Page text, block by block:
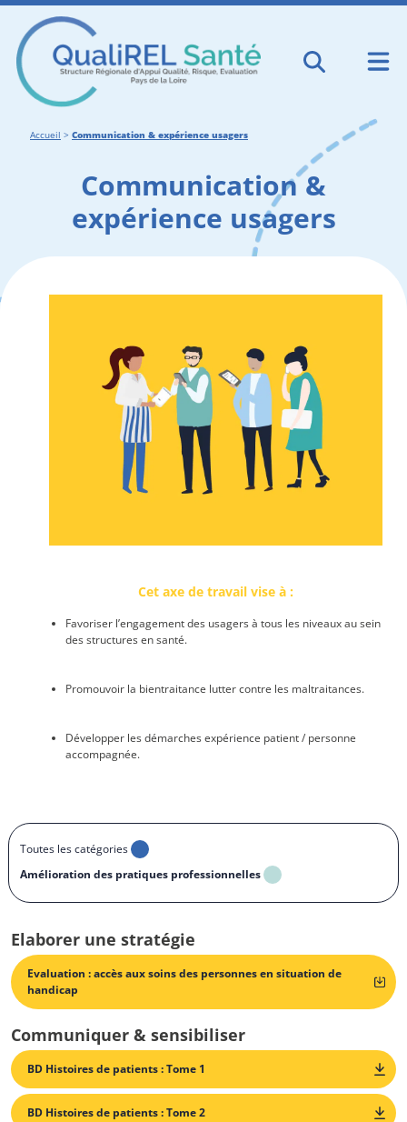
Accueil > Communication & expérience usagers
Communication &
expérience usagers
Cet axe de travail vise à :
Favoriser l’engagement des usagers à tous les niveaux au sein
des structures en santé.
Promouvoir la bientraitance lutter contre les maltraitances.
Développer les démarches expérience patient / personne
accompagnée.
Toutes les catégories
Amélioration des pratiques professionnelles
Elaborer une stratégie
Evaluation : accès aux soins des personnes en situation de
handicap
Communiquer & sensibiliser
BD Histoires de patients : Tome 1
BD Histoires de patients : Tome 2